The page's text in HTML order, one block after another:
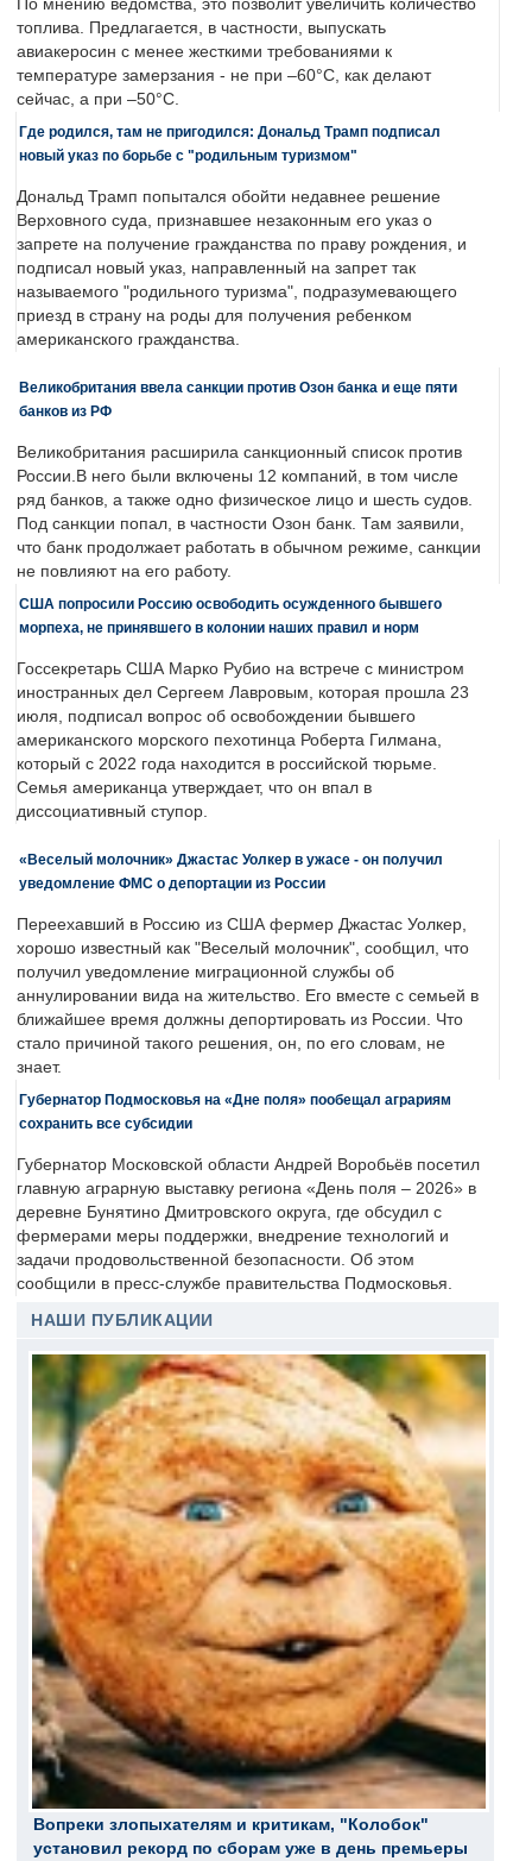
По мнению ведомства, это позволит увеличить количество
топлива. Предлагается, в частности, выпускать
авиакеросин с менее жесткими требованиями к
температуре замерзания - не при –60°C, как делают
сейчас, а при –50°C.
Где родился, там не пригодился: Дональд Трамп подписал
новый указ по борьбе с "родильным туризмом"
Дональд Трамп попытался обойти недавнее решение
Верховного суда, признавшее незаконным его указ о
запрете на получение гражданства по праву рождения, и
подписал новый указ, направленный на запрет так
называемого "родильного туризма", подразумевающего
приезд в страну на роды для получения ребенком
американского гражданства.
Великобритания ввела санкции против Озон банка и еще пяти
банков из РФ
Великобритания расширила санкционный список против
России.В него были включены 12 компаний, в том числе
ряд банков, а также одно физическое лицо и шесть судов.
Под санкции попал, в частности Озон банк. Там заявили,
что банк продолжает работать в обычном режиме, санкции
не повлияют на его работу.
США попросили Россию освободить осужденного бывшего
морпеха, не принявшего в колонии наших правил и норм
Госсекретарь США Марко Рубио на встрече с министром
иностранных дел Сергеем Лавровым, которая прошла 23
июля, подписал вопрос об освобождении бывшего
американского морского пехотинца Роберта Гилмана,
который с 2022 года находится в российской тюрьме.
Семья американца утверждает, что он впал в
диссоциативный ступор.
«Веселый молочник» Джастас Уолкер в ужасе - он получил
уведомление ФМС о депортации из России
Переехавший в Россию из США фермер Джастас Уолкер,
хорошо известный как "Веселый молочник", сообщил, что
получил уведомление миграционной службы об
аннулировании вида на жительство. Его вместе с семьей в
ближайшее время должны депортировать из России. Что
стало причиной такого решения, он, по его словам, не
знает.
Губернатор Подмосковья на «Дне поля» пообещал аграриям
сохранить все субсидии
Губернатор Московской области Андрей Воробьёв посетил
главную аграрную выставку региона «День поля – 2026» в
деревне Бунятино Дмитровского округа, где обсудил с
фермерами меры поддержки, внедрение технологий и
задачи продовольственной безопасности. Об этом
сообщили в пресс-службе правительства Подмосковья.
НАШИ ПУБЛИКАЦИИ
Вопреки злопыхателям и критикам, "Колобок"
установил рекорд по сборам уже в день премьеры